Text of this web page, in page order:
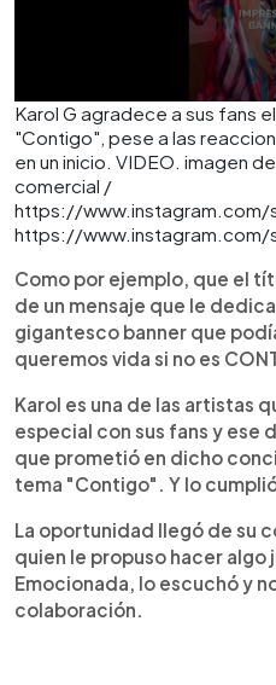
Karol G agradece a sus fans
"Contigo", pese a las
en un inicio. VIDEO. imagen
comercial /
https://www.instagram.com/
https://www.instagram.com/
Como por ejemplo, que el
de un mensaje que le
gigantesco banner que
queremos vida si no es
Karol es una de las artistas
especial con sus fans y ese
que prometió en dicho
tema "Contigo". Y lo
La oportunidad llegó de su
quien le propuso hacer algo
Emocionada, lo escuchó y
colaboración.